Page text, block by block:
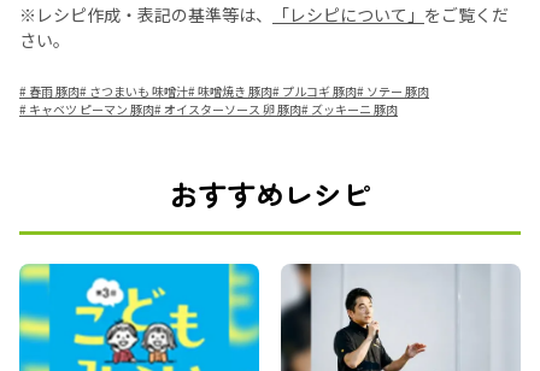
※レシピ作成・表記の基準等は、
「レシピについて」 をご覧くだ
さい。
# 春雨 豚肉# さつまいも 味噌汁#味噌焼き 豚肉# プルコギ 豚肉# ソテー 豚肉
# キャベツ ピーマン 豚肉#オイスターソース 卵 豚肉# ズッキーニ 豚肉
おすすめレシピ